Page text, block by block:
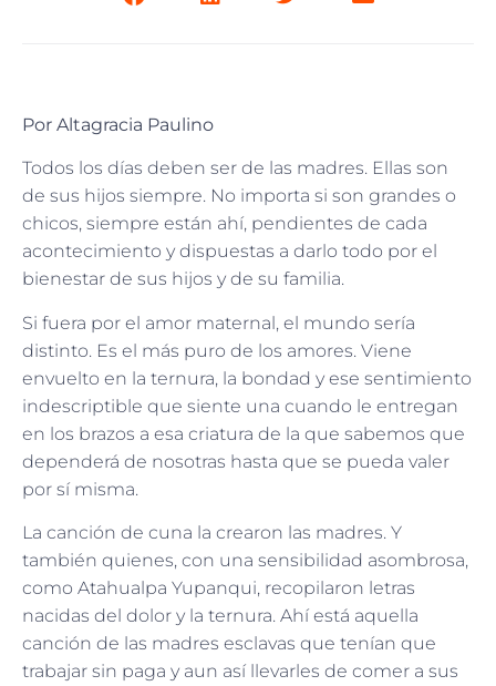
Por Altagracia Paulino
Todos los días deben ser de las madres. Ellas son
de sus hijos siempre. No importa si son grandes o
chicos, siempre están ahí, pendientes de cada
acontecimiento y dispuestas a darlo todo por el
bienestar de sus hijos y de su familia.
Si fuera por el amor maternal, el mundo sería
distinto. Es el más puro de los amores. Viene
envuelto en la ternura, la bondad y ese sentimiento
indescriptible que siente una cuando le entregan
en los brazos a esa criatura de la que sabemos que
dependerá de nosotras hasta que se pueda valer
por sí misma.
La canción de cuna la crearon las madres. Y
también quienes, con una sensibilidad asombrosa,
como Atahualpa Yupanqui, recopilaron letras
nacidas del dolor y la ternura. Ahí está aquella
canción de las madres esclavas que tenían que
trabajar sin paga y aun así llevarles de comer a sus